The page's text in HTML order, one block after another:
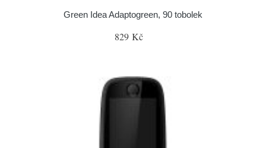
Green Idea Adaptogreen, 90 tobolek
829 Kč